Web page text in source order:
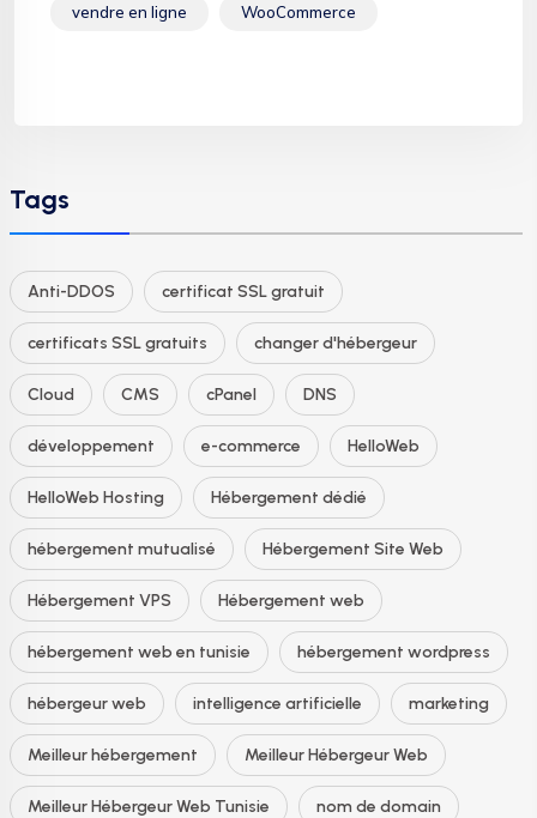
vendre en ligne WooCommerce
Tags
Anti-DDOS certificat SSL gratuit
certificats SSL gratuits changer d'hébergeur
Cloud CMS cPanel DNS
développement e-commerce HelloWeb
HelloWeb Hosting Hébergement dédié
hébergement mutualisé Hébergement Site Web
Hébergement VPS Hébergement web
hébergement web en tunisie hébergement wordpress
hébergeur web intelligence artificielle marketing
Meilleur hébergement Meilleur Hébergeur Web
Meilleur Hébergeur Web Tunisie nom de domain